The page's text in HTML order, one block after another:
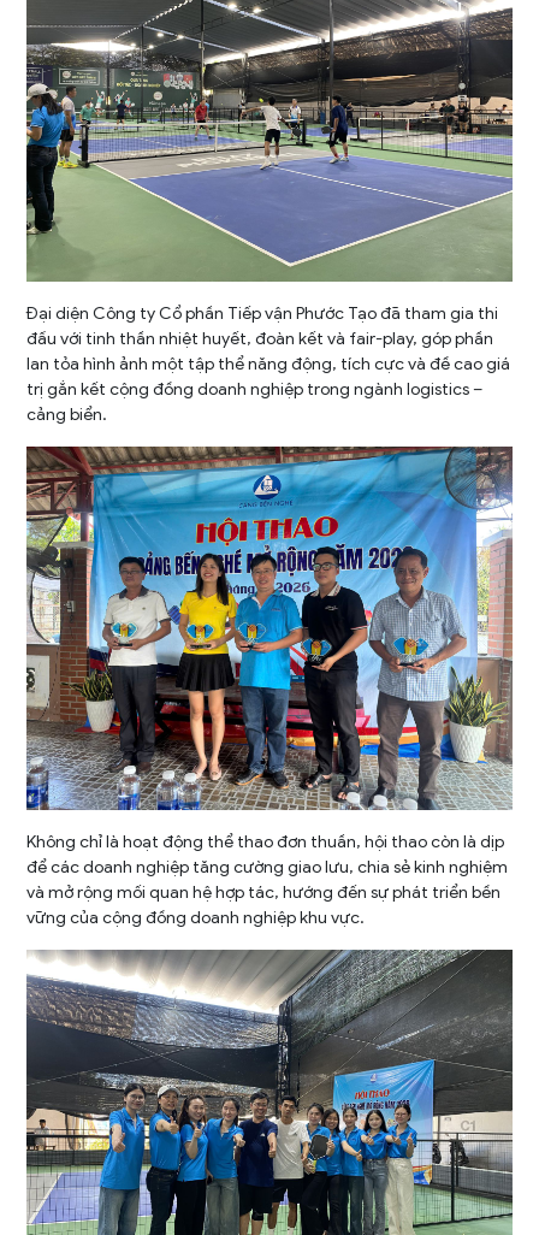
Đại diện Công ty Cổ phần Tiếp vận Phước Tạo đã tham gia thi
đấu với tinh thần nhiệt huyết, đoàn kết và fair-play, góp phần
lan tỏa hình ảnh một tập thể năng động, tích cực và đề cao giá
trị gắn kết cộng đồng doanh nghiệp trong ngành logistics –
cảng biển.
Không chỉ là hoạt động thể thao đơn thuần, hội thao còn là dịp
để các doanh nghiệp tăng cường giao lưu, chia sẻ kinh nghiệm
và mở rộng mối quan hệ hợp tác, hướng đến sự phát triển bền
vững của cộng đồng doanh nghiệp khu vực.